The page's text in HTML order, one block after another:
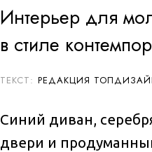
Интерьер для
в стиле
РЕДАКЦИЯ
Синий диван,
двери и